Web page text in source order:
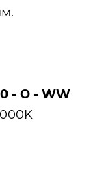
- O - WW